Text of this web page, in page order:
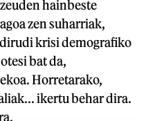
hainbeste
zen suharriak,
krisi demografiko
bat da,
Horretarako,
ikertu behar dira.